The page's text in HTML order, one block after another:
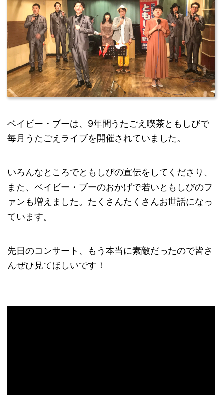
ベイビー・ブーは、9年間うたごえ喫茶ともしびで
毎月うたごえライブを開催されていました。
いろんなところでともしびの宣伝をしてくださり、
また、ベイビー・ブーのおかげで若いともしびのフ
ァンも増えました。たくさんたくさんお世話になっ
ています。
先日のコンサート、もう本当に素敵だったので皆さ
んぜひ見てほしいです！